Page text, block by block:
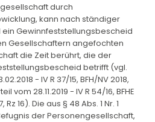
durch
kann nach ständiger
ein Gewinnfeststellungsbescheid
Gesellschaftern angefochten
die Zeit berührt, die der
betrifft (vgl.
- IV R 37/15, BFH/NV 2018,
vom 28.11.2019 - IV R 54/16, BFHE
Rz 16). Die aus § 48 Abs. 1 Nr. 1
der Personengesellschaft,